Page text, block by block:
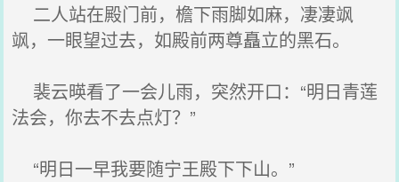
二人站在殿门前，檐下雨脚如麻，凄凄飒
飒，一眼望过去，如殿前两尊矗立的黑石。
裴云暎看了一会儿雨，突然开口：“明日青莲
法会，你去不去点灯？”
“明日一早我要随宁王殿下下山。”